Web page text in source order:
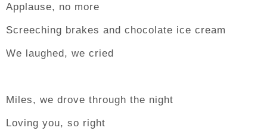
Applause, no more
Screeching brakes and chocolate ice cream
We laughed, we cried
Miles, we drove through the night
Loving you, so right